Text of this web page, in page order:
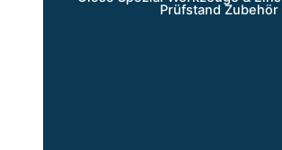
Prüfstand Zubehör